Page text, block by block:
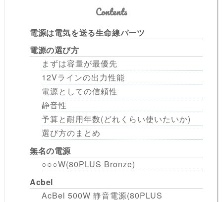
Contents
電源は電気を送る生命線パーツ
電源の選び方
まずは容量が最優先
12Vラインの出力性能
電源としての信頼性
静音性
予算と耐用年数(どれくらい使いたいか)
選び方のまとめ
無名の電源
○○○W(80PLUS Bronze)
Acbel
AcBel 500W 静音電源(80PLUS